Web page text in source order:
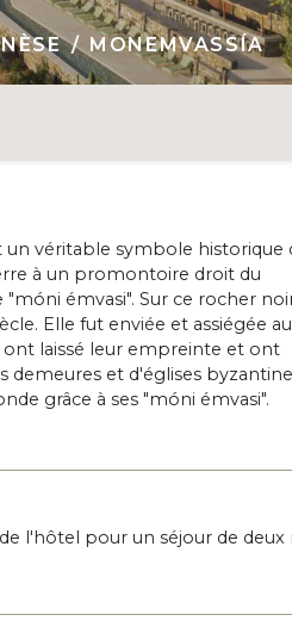
MONEMVASSÍA
un véritable symbole historique
à un promontoire droit du
émvasi". Sur ce rocher
Elle fut enviée et assiégée au
ont laissé leur empreinte et ont
demeures et d'églises
grâce à ses "móni émvasi".
l'hôtel pour un séjour de deux